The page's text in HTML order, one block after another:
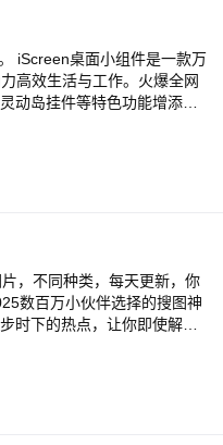
电视频铃声，一个软件享受
别壁纸荒！每天刷一刷，心
锁无限风格可能！ 如遇任何
高效生活与工作。火爆全网
动岛挂件等特色功能增添别
讯，打工人时钟，摩天轮，
地想盘就盘，和你推随时
机桌面，让手机桌面整理更
一样的鲜花，在手机上种
时下的热点，让你即使解锁
情侣头像，明星头像，动